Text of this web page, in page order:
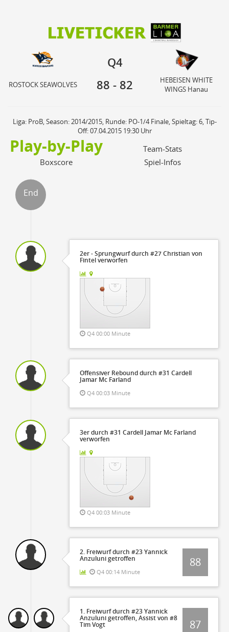
ROSTOCK SEAWOLVES
HEBEISEN WHITE
WINGS Hanau
Q4
88 - 82
ROSTOCK SEAWOLVES
HEBEISEN WHITE
WINGS Hanau
Liga: ProB, Season: 2014/2015, Runde: PO-1/4 Finale, Spieltag: 6, Tip-
Off: 07.04.2015 19:30 Uhr
Play-by-Play
Team-Stats
Boxscore
Spiel-Infos
End
2er - Sprungwurf durch #27 Christian von
Fintel verworfen
Q4 00:00 Minute
Offensiver Rebound durch #31 Cardell
Jamar Mc Farland
Q4 00:03 Minute
3er durch #31 Cardell Jamar Mc Farland
verworfen
Q4 00:03 Minute
2. Freiwurf durch #23 Yannick
Anzuluni getroffen
Q4 00:14 Minute
88
1. Freiwurf durch #23 Yannick
Anzuluni getroffen, Assist von #8
Tim Vogt 87